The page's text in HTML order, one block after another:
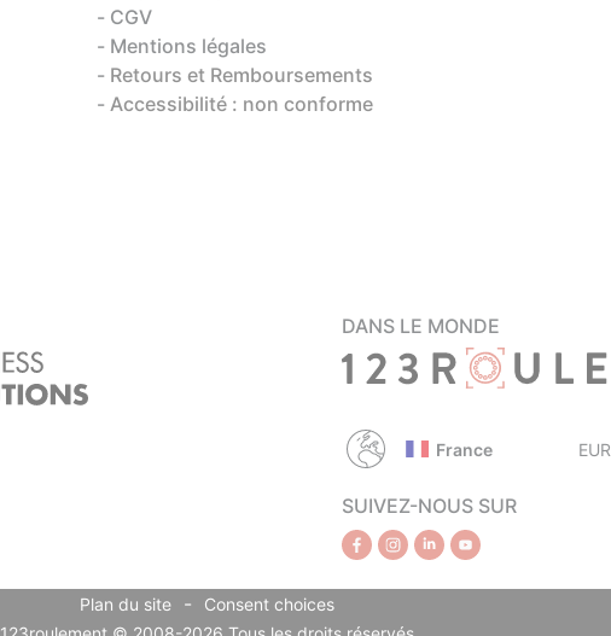
CGV
Mentions légales
Retours et Remboursements
Accessibilité : non conforme
DANS LE MONDE
France EUR
SUIVEZ-NOUS SUR
Plan du site -
Consent choices